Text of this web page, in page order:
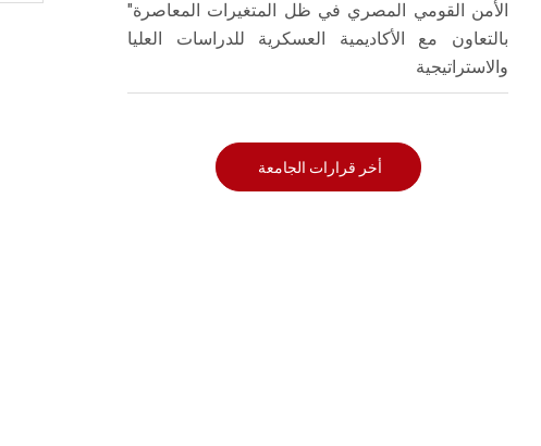
الأمن القومي المصري في ظل المتغيرات المعاصرة"
بالتعاون مع الأكاديمية العسكرية للدراسات العليا
والاستراتيجية
أخر قرارات الجامعة